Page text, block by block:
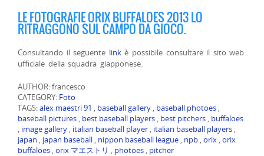
LE FOTOGRAFIE ORIX BUFFALOES 2013 LO
RITRAGGONO SUL CAMPO DA GIOCO.
Consultando il seguente linkè possibile consultare il sito web
ufficiale della squadra giapponese.
AUTHOR: francesco
CATEGORY: Foto
TAGS:alex maestri 91 , baseball gallery , baseball photoes ,
baseball pictures , best baseball players , best pitchers , buffaloes
, image gallery , italian baseball player , italian baseball players ,
japan , japan baseball , nippon baseball league , npb ,orix ,orix
buffaloes ,orix マエストリ , photoes , pitcher